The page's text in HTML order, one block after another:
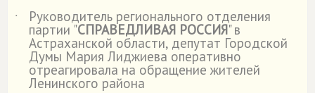
˙ Руководитель регионального отделения
партии "СПРАВЕДЛИВАЯ РОССИЯ" в
Астраханской области, депутат Городской
Думы Мария Лиджиева оперативно
отреагировала на обращение жителей
Ленинского района